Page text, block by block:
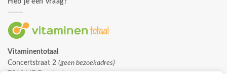
Heb je een vraag?
Vitaminentotaal
Concertstraat 2 (geen bezoekadres)